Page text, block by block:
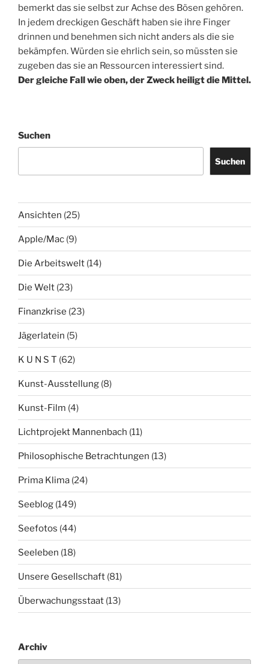
bemerkt das sie selbst zur Achse des Bösen gehören.
In jedem dreckigen Geschäft haben sie ihre Finger
drinnen und benehmen sich nicht anders als die sie
bekämpfen. Würden sie ehrlich sein, so müssten sie
zugeben das sie an Ressourcen interessiert sind.
Der gleiche Fall wie oben, der Zweck heiligt die Mittel.
Suchen
Suchen
Ansichten (25)
Apple/Mac (9)
Die Arbeitswelt (14)
Die Welt (23)
Finanzkrise (23)
Jägerlatein (5)
K U N S T (62)
Kunst-Ausstellung (8)
Kunst-Film (4)
Lichtprojekt Mannenbach (11)
Philosophische Betrachtungen (13)
Prima Klima (24)
Seeblog (149)
Seefotos (44)
Seeleben (18)
Unsere Gesellschaft (81)
Überwachungsstaat (13)
Archiv